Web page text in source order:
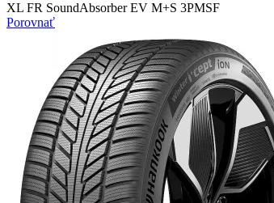
XL FR SoundAbsorber EV M+S 3PMSF
Porovnať